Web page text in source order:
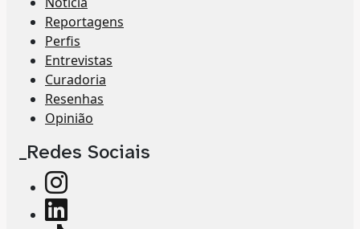
Reportagens
Perfis
Entrevistas
Curadoria
Resenhas
Opinião
_Redes Sociais